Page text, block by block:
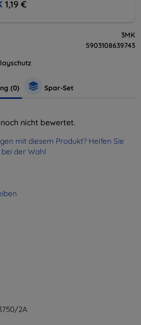
1,19 €
3MK
5903108639743
(0) Spar-Set
nicht bewertet.
mit diesem Produkt? Helfen Sie
der Wahl
2A